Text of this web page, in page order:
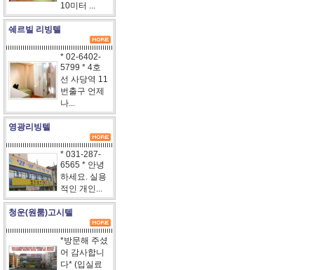
10미터 ...
쉐르빌 리빙텔
* 02-6402-
5799 * 4호
선 사당역 11
번출구 언제
나...
영광리빙텔
* 031-287-
6565 * 안녕
하세요. 실용
적인 개인...
청운(원룸)고시텔
*방문해 주셨
어 감사합니
다* (입실료